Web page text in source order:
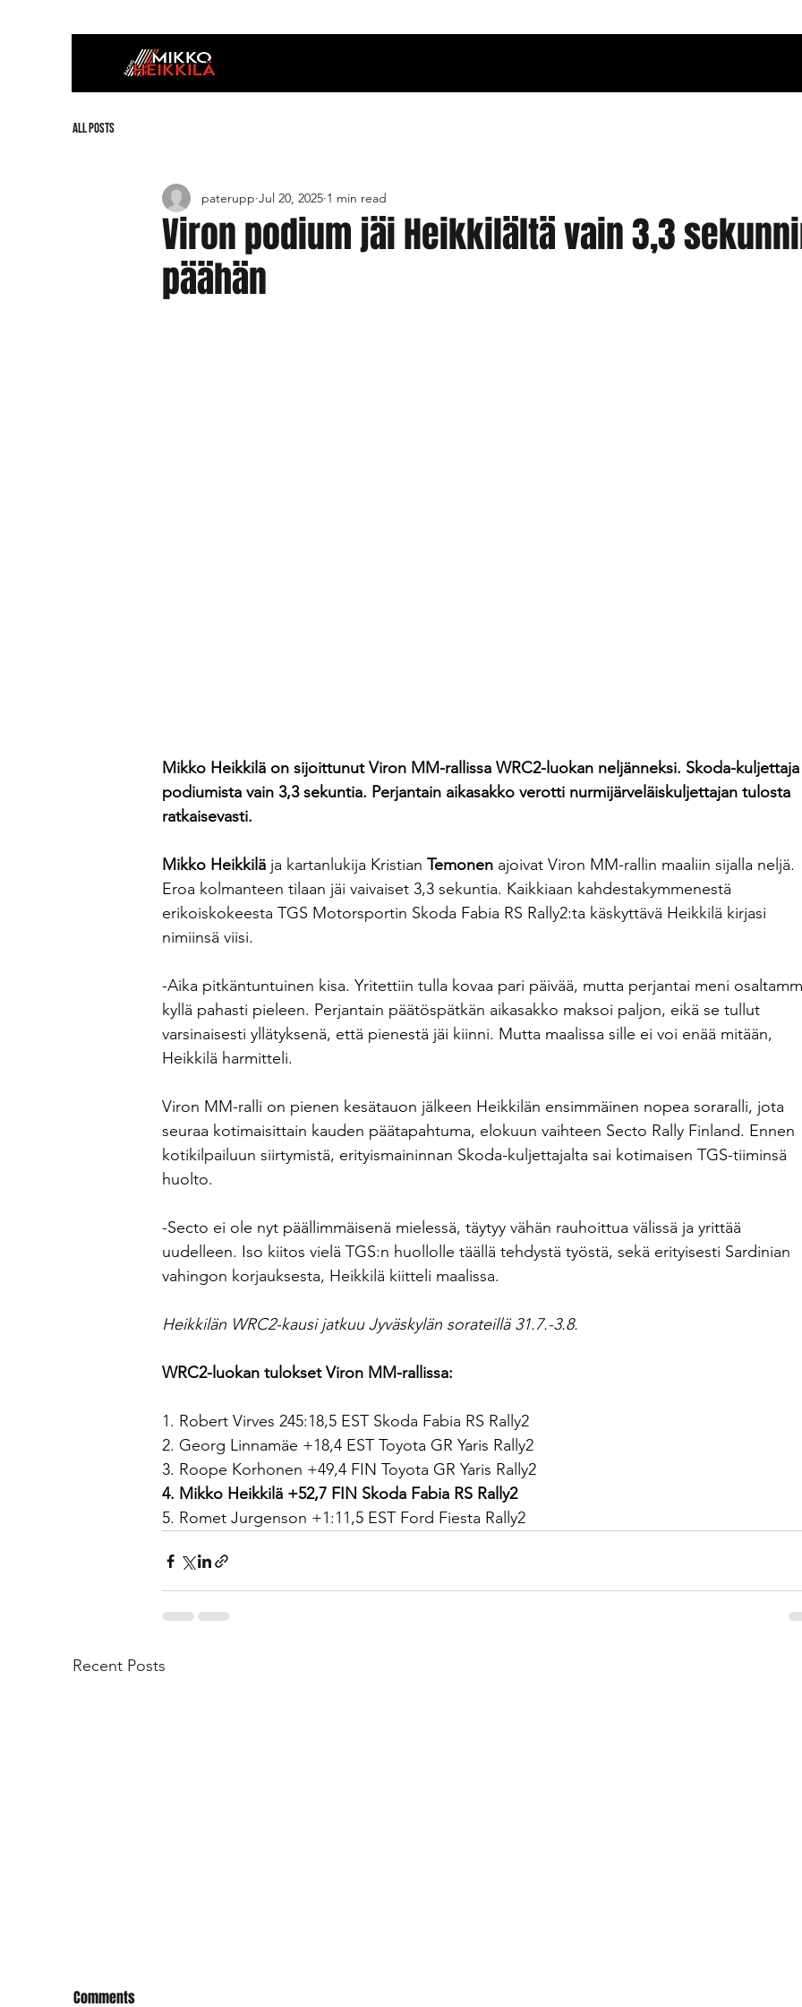
All Posts
Viron podium jäi Heikkilältä vain 3,3
päähän
paterupp Jul 20, 2025 1 min read
Mikko Heikkilä on sijoittunut Viron MM-rallissa WRC2-luokan neljänneksi. Skoda-
podiumista vain 3,3 sekuntia. Perjantain aikasakko verotti nurmijärveläiskuljettajan tulosta
ratkaisevasti.
Mikko Heikkilä ja kartanlukija Kristian Temonen ajoivat Viron MM-rallin maaliin sijalla neljä.
Eroa kolmanteen tilaan jäi vaivaiset 3,3 sekuntia. Kaikkiaan kahdestakymmenestä
erikoiskokeesta TGS Motorsportin Skoda Fabia RS Rally2:ta käskyttävä Heikkilä kirjasi
nimiinsä viisi.
-Aika pitkäntuntuinen kisa. Yritettiin tulla kovaa pari päivää, mutta perjantai meni
kyllä pahasti pieleen. Perjantain päätöspätkän aikasakko maksoi paljon, eikä se tullut
varsinaisesti yllätyksenä, että pienestä jäi kiinni. Mutta maalissa sille ei voi enää mitään,
Heikkilä harmitteli.
Viron MM-ralli on pienen kesätauon jälkeen Heikkilän ensimmäinen nopea soraralli, jota
seuraa kotimaisittain kauden päätapahtuma, elokuun vaihteen Secto Rally Finland. Ennen
kotikilpailuun siirtymistä, erityismaininnan Skoda-kuljettajalta sai kotimaisen TGS-tiiminsä
huolto.
-Secto ei ole nyt päällimmäisenä mielessä, täytyy vähän rauhoittua välissä ja yrittää
uudelleen. Iso kiitos vielä TGS:n huollolle täällä tehdystä työstä, sekä erityisesti Sardinian
vahingon korjauksesta, Heikkilä kiitteli maalissa.
Heikkilän WRC2-kausi jatkuu Jyväskylän sorateillä 31.7.-3.8.
WRC2-luokan tulokset Viron MM-rallissa:
1. Robert Virves 245:18,5 EST Skoda Fabia RS Rally2
2. Georg Linnamäe +18,4 EST Toyota GR Yaris Rally2
3. Roope Korhonen +49,4 FIN Toyota GR Yaris Rally2
4. Mikko Heikkilä +52,7 FIN Skoda Fabia RS Rally2
5. Romet Jurgenson +1:11,5 EST Ford Fiesta Rally2
Recent Posts
Comments